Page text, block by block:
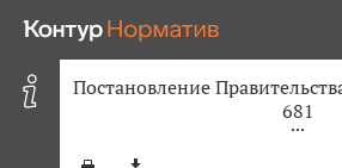
Постановление
681